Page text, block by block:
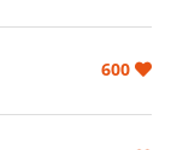
600